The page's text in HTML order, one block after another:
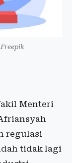
Menteri
regulasi
tidak lagi